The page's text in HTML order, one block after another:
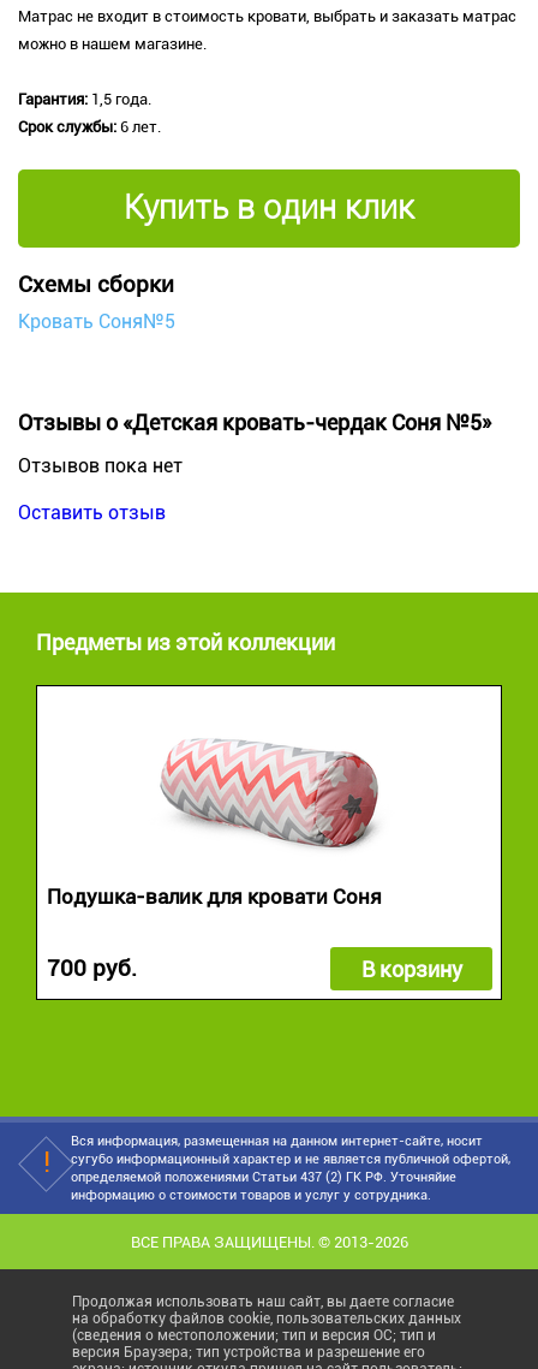
Матрас не входит в стоимость кровати, выбрать и заказать матрас
можно в нашем магазине.
Гарантия: 1,5 года.
Срок службы: 6 лет.
Купить в один клик
Схемы сборки
Кровать Соня№5
Отзывы о «Детская кровать-чердак Соня №5»
Отзывов пока нет
Оставить отзыв
Предметы из этой коллекции
Подушка-валик для кровати Соня
700 руб. В корзину
Вся информация, размещенная на данном интернет-сайте, носит
сугубо информационный характер и не является публичной офертой,
определяемой положениями Статьи 437 (2) ГК РФ. Уточняйие
информацию о стоимости товаров и услуг у сотрудника.
ВСЕ ПРАВА ЗАЩИЩЕНЫ. © 2013-2026
Продолжая использовать наш сайт, вы даете согласие
на обработку файлов cookie, пользовательских данных
(сведения о местоположении; тип и версия ОС; тип и
версия Браузера; тип устройства и разрешение его